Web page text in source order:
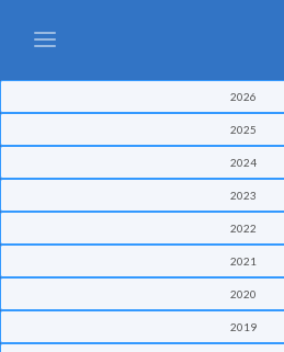
2026
2025
2024
2023
2022
2021
2020
2019